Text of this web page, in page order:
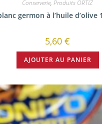
Conserverie, Produits ORTIZ
germon à l’huile d’olive
5,60 €
AJOUTER AU PANIER